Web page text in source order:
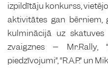
izpildītāju konkurss,
aktivitātes gan bērniem,
kulminācijā uz
zvaigznes – Mr.Rally,
piedzīvojumi”, “R.A.P.” un